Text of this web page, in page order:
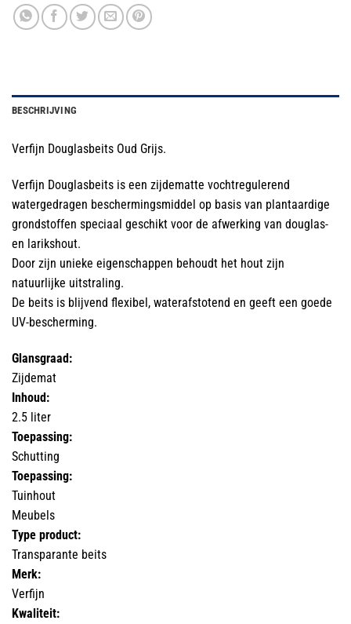
BESCHRIJVING
Verfijn Douglasbeits Oud Grijs.
Verfijn Douglasbeits is een zijdematte vochtregulerend
watergedragen beschermingsmiddel op basis van plantaardige
grondstoffen speciaal geschikt voor de afwerking van douglas-
en larikshout.
Door zijn unieke eigenschappen behoudt het hout zijn
natuurlijke uitstraling.
De beits is blijvend flexibel, waterafstotend en geeft een goede
UV-bescherming.
Glansgraad:
Zijdemat
Inhoud:
2.5 liter
Toepassing:
Schutting
Toepassing:
Tuinhout
Meubels
Type product:
Transparante beits
Merk:
Verfijn
Kwaliteit: